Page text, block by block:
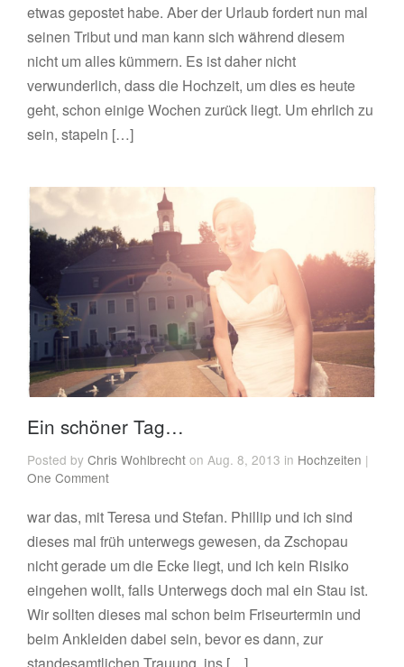
etwas gepostet habe. Aber der Urlaub fordert nun mal
seinen Tribut und man kann sich während diesem
nicht um alles kümmern. Es ist daher nicht
verwunderlich, dass die Hochzeit, um dies es heute
geht, schon einige Wochen zurück liegt. Um ehrlich zu
sein, stapeln […]
Ein schöner Tag…
Posted by Chris Wohlbrecht on Aug. 8, 2013 in Hochzeiten |
One Comment
war das, mit Teresa und Stefan. Phillip und ich sind
dieses mal früh unterwegs gewesen, da Zschopau
nicht gerade um die Ecke liegt, und ich kein Risiko
eingehen wollt, falls Unterwegs doch mal ein Stau ist.
Wir sollten dieses mal schon beim Friseurtermin und
beim Ankleiden dabei sein, bevor es dann, zur